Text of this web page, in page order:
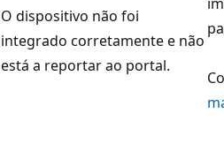
O dispositivo não foi
integrado corretamente e não
está a reportar ao portal.